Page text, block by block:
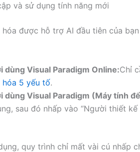
và sử dụng tính năng mới
được hỗ trợ AI đầu tiên của
dùng Visual Paradigm Online:Chỉ
hóa 5 yếu tố.
dùng Visual Paradigm (Máy tính
sau đó nhấp vào “Người thiết
quy trình chỉ mất vài cú nhấp